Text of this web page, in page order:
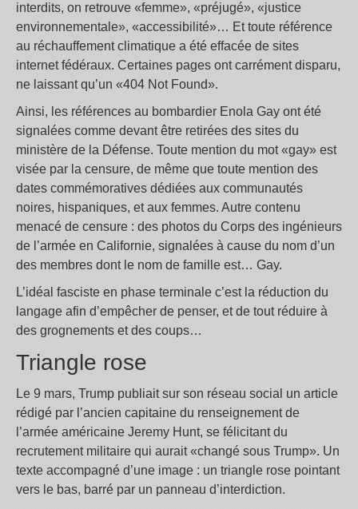
interdits, on retrouve «femme», «préjugé», «justice
environnementale», «accessibilité»… Et toute référence
au réchauffement climatique a été effacée de sites
internet fédéraux. Certaines pages ont carrément disparu,
ne laissant qu’un «404 Not Found».
Ainsi, les références au bombardier Enola Gay ont été
signalées comme devant être retirées des sites du
ministère de la Défense. Toute mention du mot «gay» est
visée par la censure, de même que toute mention des
dates commémoratives dédiées aux communautés
noires, hispaniques, et aux femmes. Autre contenu
menacé de censure : des photos du Corps des ingénieurs
de l’armée en Californie, signalées à cause du nom d’un
des membres dont le nom de famille est… Gay.
L’idéal fasciste en phase terminale c’est la réduction du
langage afin d’empêcher de penser, et de tout réduire à
des grognements et des coups…
Triangle rose
Le 9 mars, Trump publiait sur son réseau social un article
rédigé par l’ancien capitaine du renseignement de
l’armée américaine Jeremy Hunt, se félicitant du
recrutement militaire qui aurait «changé sous Trump». Un
texte accompagné d’une image : un triangle rose pointant
vers le bas, barré par un panneau d’interdiction.